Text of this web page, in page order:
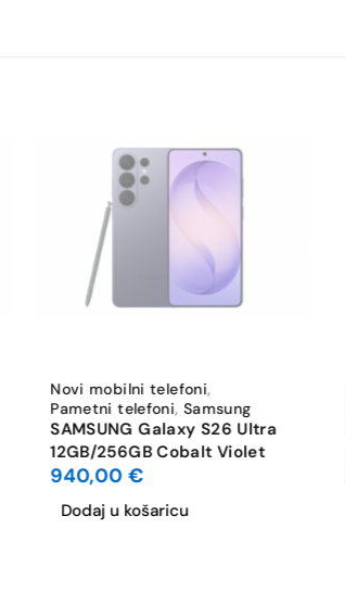
Novi mobilni telefoni,
Pametni telefoni,Samsung
SAMSUNG Galaxy S26 Ultra
12GB/256GB Cobalt Violet
940,00 €
Dodaj u košaricu